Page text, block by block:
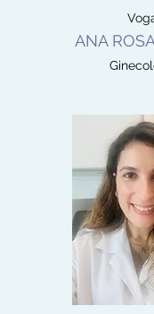
ANA